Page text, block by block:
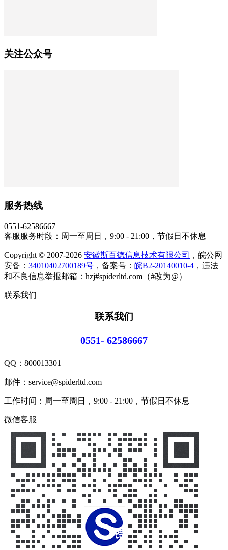
关注公众号
服务热线
0551-62586667
客服服务时段：周一至周日，9:00 - 21:00，节假日不休息
Copyright © 2007-2026 安徽斯百德信息技术有限公司
，皖公网
安备： 34010402700189号 ，备案号： 皖B2-20140010-4 ，违法
和不良信息举报邮箱：hzj#spiderltd.com（#改为@）
联系我们
联系我们
0551- 62586667
QQ： 800013301
邮件：service@spiderltd.com
工作时间：周一至周日，9:00 - 21:00，节假日不休息
微信客服